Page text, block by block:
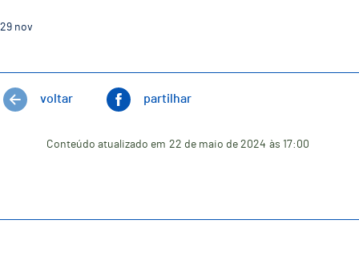
29 nov
voltar partilhar
Conteúdo atualizado em 22 de maio de 2024 às 17:00